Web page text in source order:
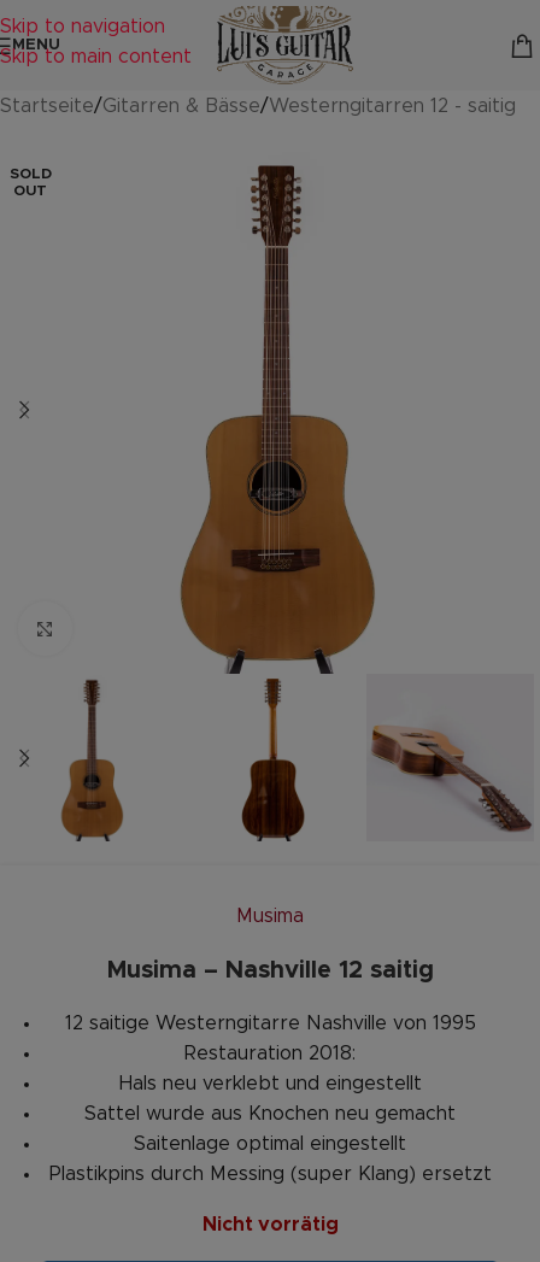
Skip to navigation
Skip to main content
MENU
Startseite/Gitarren & Bässe/Westerngitarren 12 - saitig
SOLD
OUT
Zum vergrößern anklicken
Musima
Musima – Nashville 12 saitig
12 saitige Westerngitarre Nashville von 1995
Restauration 2018:
Hals neu verklebt und eingestellt
Sattel wurde aus Knochen neu gemacht
Saitenlage optimal eingestellt
Plastikpins durch Messing (super Klang) ersetzt
Nicht vorrätig